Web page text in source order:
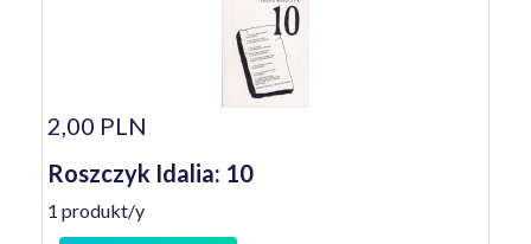
2,00 PLN
Roszczyk Idalia: 10
1 produkt/y